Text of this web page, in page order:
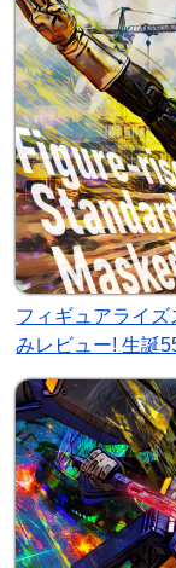
フィギュアライ
みレビュー! 生誕